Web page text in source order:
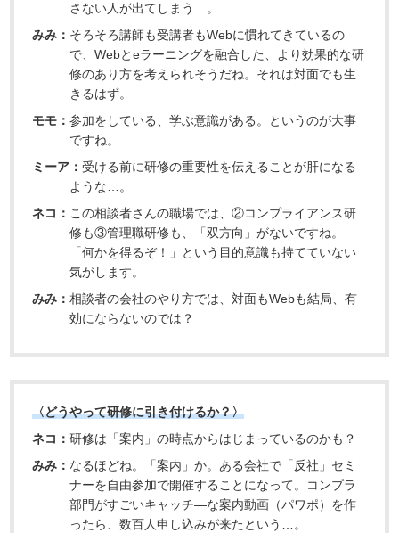
さない人が出てしまう…。
みみ： そろそろ講師も受講者もWebに慣れてきているの
で、Webとeラーニングを融合した、より効果的な研
修のあり方を考えられそうだね。それは対面でも生
きるはず。
モモ：参加をしている、学ぶ意識がある。というのが大事
ですね。
ミーア：受ける前に研修の重要性を伝えることが肝になる
ような…。
ネコ： この相談者さんの職場では、②コンプライアンス研
修も③管理職研修も、「双方向」がないですね。
「何かを得るぞ！」という目的意識も持てていない
気がします。
みみ：相談者の会社のやり方では、対面もWebも結局、有
効にならないのでは？
〈どうやって研修に引き付けるか？〉
ネコ：研修は「案内」の時点からはじまっているのかも？
みみ： なるほどね。「案内」か。ある会社で「反社」セミ
ナーを自由参加で開催することになって。コンプラ
部門がすごいキャッチ―な案内動画（パワポ）を作
ったら、数百人申し込みが来たという…。